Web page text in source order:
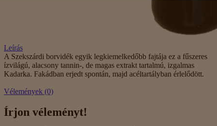
Leírás
A Szekszárdi borvidék egyik legkiemelkedőbb fajtája ez a fűszeres
ízvilágú, alacsony tannin-, de magas extrakt tartalmú, izgalmas
Kadarka. Fakádban erjedt spontán, majd acéltartályban érlelődött.
Vélemények (0)
Írjon véleményt!